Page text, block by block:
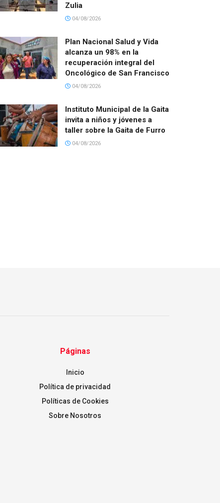
Zulia
04/08/2026
Plan Nacional Salud y Vida
alcanza un 98% en la
recuperación integral del
Oncológico de San Francisco
04/08/2026
Instituto Municipal de la Gaita
invita a niños y jóvenes a
taller sobre la Gaita de Furro
04/08/2026
Páginas
Inicio
Política de privacidad
Políticas de Cookies
Sobre Nosotros